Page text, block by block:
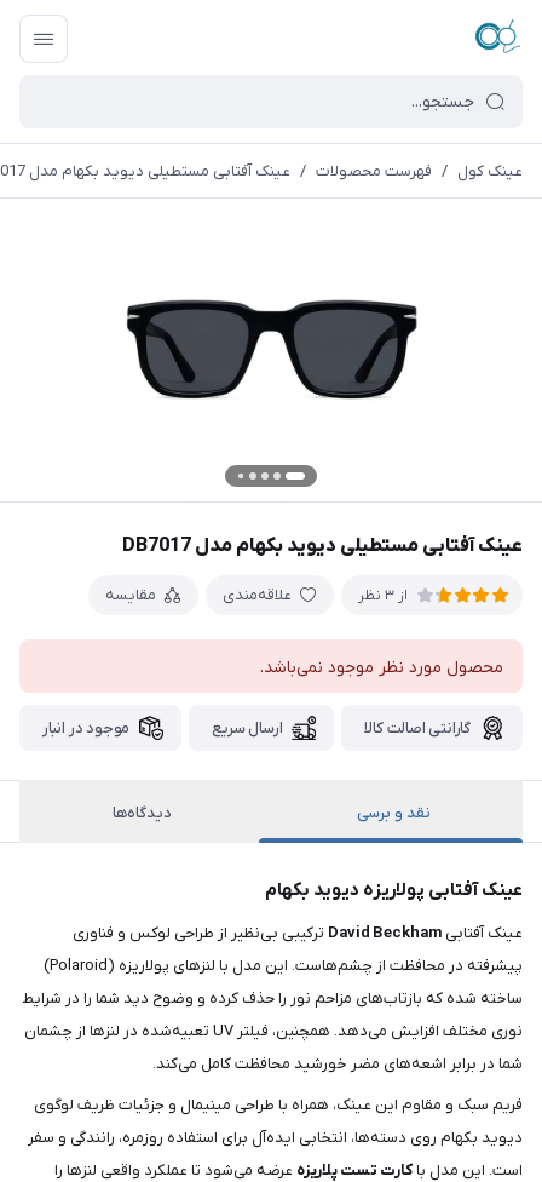
عینک کول / فهرست محصولات / عینک آفتابی مستطیلی دیوید بکهام مدل DB7017
عینک آفتابی مستطیلی دیوید بکهام مدل DB7017
از 3 نظر علاقه‌مندی مقایسه
محصول مورد نظر موجود نمی‌باشد.
گارانتی اصالت کالا ارسال سریع موجود در انبار
نقد و برسی دیدگاه‌ها
عینک آفتابی پولاریزه دیوید بکهام
عینک آفتابی David Beckham ترکیبی بی‌نظیر از طراحی لوکس و فناوری
پیشرفته در محافظت از چشم‌هاست. این مدل با لنزهای پولاریزه (Polaroid)
ساخته شده که بازتاب‌های مزاحم نور را حذف کرده و وضوح دید شما را در شرایط
نوری مختلف افزایش می‌دهد. همچنین، فیلتر UV تعبیه‌شده در لنزها از چشمان
شما در برابر اشعه‌های مضر خورشید محافظت کامل می‌کند.
فریم سبک و مقاوم این عینک، همراه با طراحی مینیمال و جزئیات ظریف لوگوی
دیوید بکهام روی دسته‌ها، انتخابی ایده‌آل برای استفاده روزمره، رانندگی و سفر
است. این مدل باکارت تست پلاریزه عرضه می‌شود تا عملکرد واقعی لنزها را